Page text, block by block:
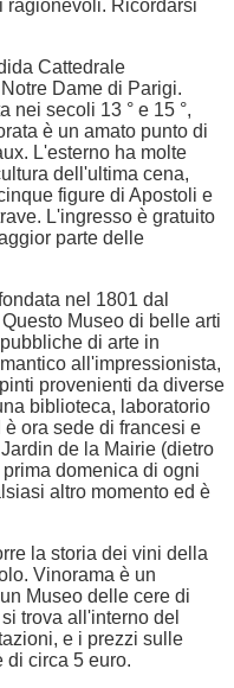
ragionevoli. Ricordarsi
Cattedrale
Dame di Parigi.
nei secoli 13 ° e 15 °,
è un amato punto di
L'esterno ha molte
dell'ultima cena,
figure di Apostoli e
L'ingresso è gratuito
parte delle
nel 1801 dal
Museo di belle arti
di arte in
all'impressionista,
provenienti da diverse
biblioteca, laboratorio
ora sede di francesi e
de la Mairie (dietro
domenica di ogni
altro momento ed è
la storia dei vini della
Vinorama è un
Museo delle cere di
trova all'interno del
e i prezzi sulle
di circa 5 euro.